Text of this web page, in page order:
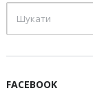
FACEBOOK